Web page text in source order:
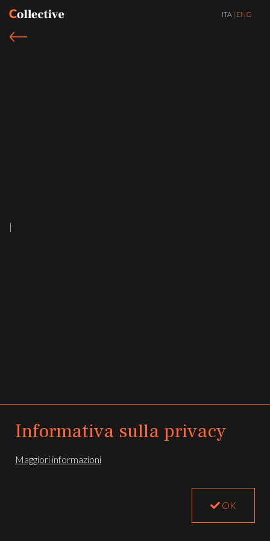
ITA | ENG
|
Registered office: Via Milite Ignoto 30, 16038 Santa Margherita Ligure, Italy
Informativa sulla privacy
Maggiori informazioni
OK